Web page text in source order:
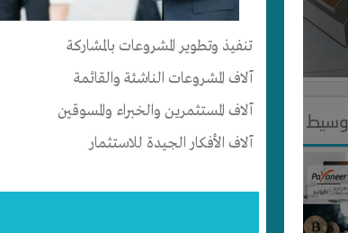
تنفيذ وتطوير المشروعات بالمشاركة
آلاف المشروعات الناشئة والقائمة
آلاف المستثمرين والخبراء والمسوقين
آلاف الأفكار الجيدة للاستثمار
يحتاج إلي :رأس المال
وسيط مالي الكتروني